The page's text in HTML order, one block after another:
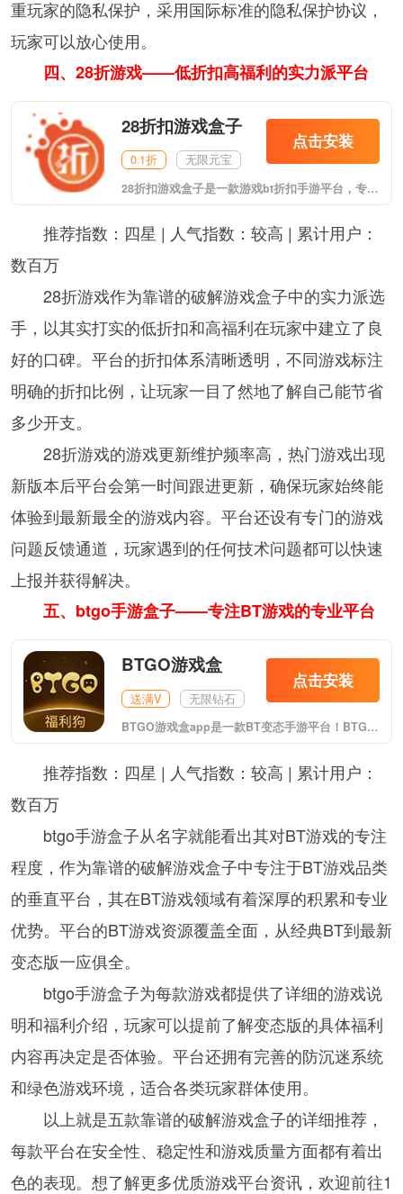
重玩家的隐私保护，采用国际标准的隐私保护协议，
玩家可以放心使用。
四、28折游戏——低折扣高福利的实力派平台
28折扣游戏盒子
0.1折 无限元宝
点击安装
28折扣游戏盒子是一款游戏bt折扣手游平台，专业的手机游戏下载平台，软件有着全网最新最热门的游戏，提供排行版推荐功能，为你推荐最新最热门的游戏，软件还提供装备道具，充值，等服务，非常的安全，需要的用户可以来进行下载。
推荐指数：四星 | 人气指数：较高 | 累计用户：
数百万
28折游戏作为靠谱的破解游戏盒子中的实力派选
手，以其实打实的低折扣和高福利在玩家中建立了良
好的口碑。平台的折扣体系清晰透明，不同游戏标注
明确的折扣比例，让玩家一目了然地了解自己能节省
多少开支。
28折游戏的游戏更新维护频率高，热门游戏出现
新版本后平台会第一时间跟进更新，确保玩家始终能
体验到最新最全的游戏内容。平台还设有专门的游戏
问题反馈通道，玩家遇到的任何技术问题都可以快速
上报并获得解决。
五、btgo手游盒子——专注BT游戏的专业平台
BTGO游戏盒
送满V 无限钻石
点击安装
BTGO游戏盒app是一款BT变态手游平台！BTGO游戏盒app拥有千余款热门手游任选，签到拿福利券，抽奖送福利券，福利最好的游戏盒子。玩家的福地，不玩虚的！福利真实送！更爽的游戏体验！你想要的都在这里。
推荐指数：四星 | 人气指数：较高 | 累计用户：
数百万
btgo手游盒子从名字就能看出其对BT游戏的专注
程度，作为靠谱的破解游戏盒子中专注于BT游戏品类
的垂直平台，其在BT游戏领域有着深厚的积累和专业
优势。平台的BT游戏资源覆盖全面，从经典BT到最新
变态版一应俱全。
btgo手游盒子为每款游戏都提供了详细的游戏说
明和福利介绍，玩家可以提前了解变态版的具体福利
内容再决定是否体验。平台还拥有完善的防沉迷系统
和绿色游戏环境，适合各类玩家群体使用。
以上就是五款靠谱的破解游戏盒子的详细推荐，
每款平台在安全性、稳定性和游戏质量方面都有着出
色的表现。想了解更多优质游戏平台资讯，欢迎前往1